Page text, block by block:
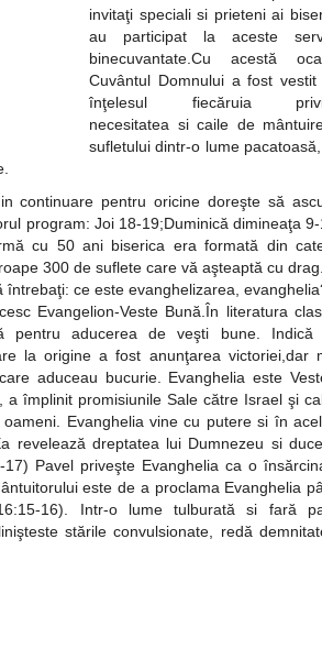
invitaţi speciali si prieteni ai
au participat la aceste
binecuvantate.Cu acestă
Cuvântul Domnului a fost vestit
înţelesul fiecăruia
necesitatea si caile de
sufletului dintr-o lume
continuare pentru oricine doreşte să
program: Joi 18-19;Duminică dimineaţa 9-
cu 50 ani biserica era formată din
300 de suflete care vă aşteaptă cu drag.
ce este evanghelizarea,
Evangelion-Veste Bună.În literatura
pentru aducerea de veşti bune. Indică
la origine a fost anunţarea victoriei,dar
aduceau bucurie. Evanghelia este
împlinit promisiunile Sale către Israel şi
Evanghelia vine cu putere si în
revelează dreptatea lui Dumnezeu si
Pavel priveşte Evanghelia ca o
este de a proclama Evanghelia
16). Intr-o lume tulburată si fară
stările convulsionate, redă